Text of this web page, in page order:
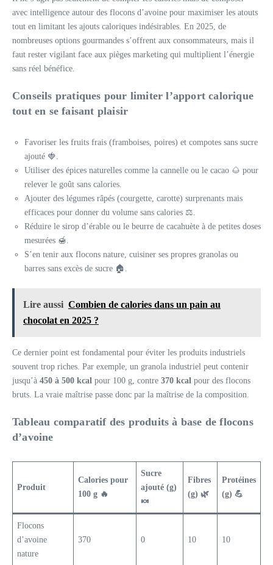
avec intelligence autour des flocons d’avoine pour maximiser les atouts
tout en limitant les ajouts caloriques indésirables. En 2025, de
nombreuses options gourmandes s’offrent aux consommateurs, mais il
faut rester vigilant face aux pièges marketing qui multiplient l’énergie
sans réel bénéfice.
Conseils pratiques pour limiter l’apport calorique
tout en se faisant plaisir
Favoriser les fruits frais (framboises, poires) et compotes sans sucre
ajouté 🍓.
Utiliser des épices naturelles comme la cannelle ou le cacao 🌰 pour
relever le goût sans calories.
Ajouter des légumes râpés (courgette, carotte) surprenants mais
efficaces pour donner du volume sans calories ⚖️.
Réduire le sirop d’érable ou le beurre de cacahuète à de petites doses
mesurées 🍯.
S’en tenir aux flocons nature, cuisiner ses propres granolas ou
barres sans excès de sucre 🏠.
Lire aussi Combien de calories dans un pain au
chocolat en 2025 ?
Ce dernier point est fondamental pour éviter les produits industriels
souvent trop riches. Par exemple, un granola industriel peut contenir
jusqu’à 450 à 500 kcal pour 100 g, contre 370 kcal pour des flocons
bruts. La vraie maîtrise passe donc par la maîtrise de la composition.
Tableau comparatif des produits à base de flocons
d’avoine
Produit
Calories pour
100 g 🔥
Sucre
ajouté (g)
🍬
Fibres
(g) 🌿
Protéines
(g) 💪
Flocons
d’avoine
nature
370 0 10 10